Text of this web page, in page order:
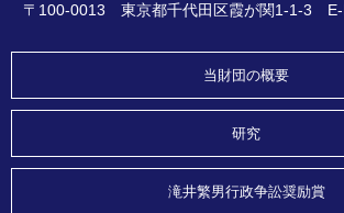
〒100-0013 東京都千代田区霞が関1-1-3 E-
当財団の概要
研究
滝井繁男行政争訟奨励賞